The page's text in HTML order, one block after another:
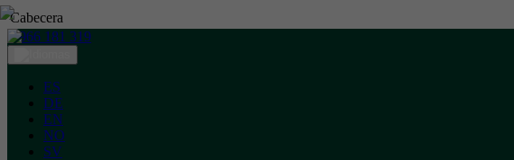
Cabecera
966 181 319
ES
DE
EN
NO
SV